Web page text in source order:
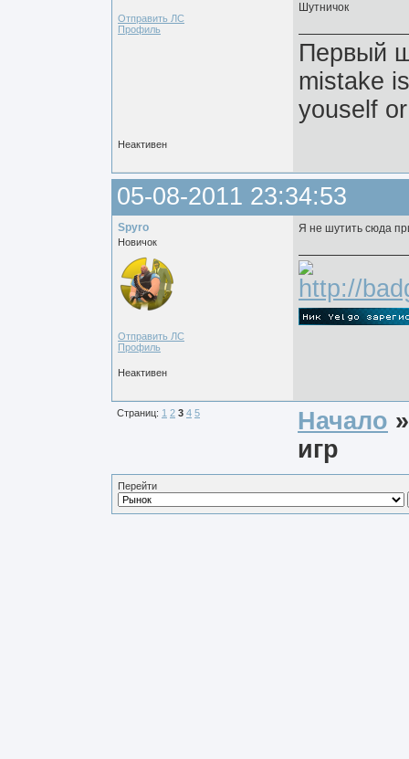
Отправить ЛС
Профиль
Шутничок
Первый
mistake
youself
Неактивен
05-08-2011 23:34:53
Spyro
Новичок
Отправить ЛС
Профиль
Я не шутить сюда
Неактивен
Страниц: 1 2 3 4 5 Начало
игр
Перейти